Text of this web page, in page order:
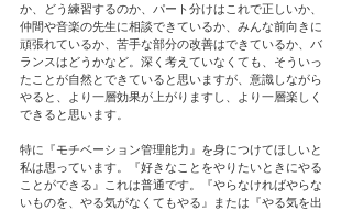
か、どう練習するのか、パート分けはこれで正しいか、
仲間や音楽の先生に相談できているか、みんな前向きに
頑張れているか、苦手な部分の改善はできているか、バ
ランスはどうかなど。深く考えていなくても、そういっ
たことが自然とできていると思いますが、意識しながら
やると、より一層効果が上がりますし、より一層楽しく
できると思います。
特に『モチベーション管理能力』を身につけてほしいと
私は思っています。『好きなことをやりたいときにやる
ことができる』これは普通です。『やらなければやらな
いものを、やる気がなくてもやる』または『やる気を出